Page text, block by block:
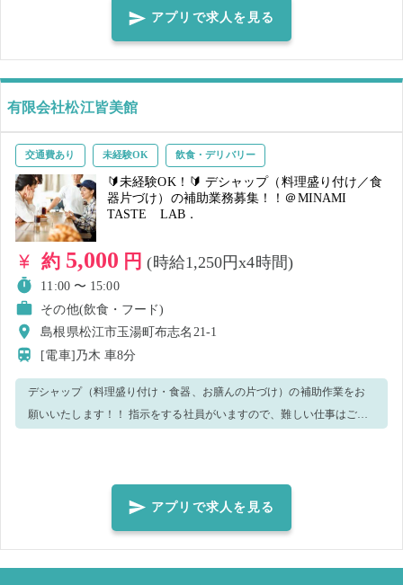
---------------------------------------------------- 【働きやすいポイント】 ✨ 人
気店で楽しく働ける！ SNS映えメニュー多数＆メディア掲載実績あり♪
✨ オシャレ自由！ ・髪型：規定あり（清潔感を重視） ・髪色：自由
（極端に派手な色は不可） ・ネイル・ピアス：一部OK（規定あり／派
手すぎはNG） ✨車通勤OK！ 店舗の駐車場利用可！もちろん自転車通
アプリで求人を見る
有限会社松江皆美館
交通費あり 未経験OK 飲食・デリバリー
🔰未経験OK！🔰 デシャップ（料理盛り付け／食
器片づけ）の補助業務募集！！＠MINAMI
TASTE LAB．
約 5,000 円(時給1,250円x4時間)
11:00 〜 15:00
その他(飲食・フード)
島根県松江市玉湯町布志名21-1
[電車]乃木車8分
デシャップ（料理盛り付け・食器、お膳んの片づけ）の補助作業をお
願いいたします！！ 指示をする社員がいますので、難しい仕事はござ
性がございます！ ジャンル問わず飲食店でのお仕事経験がある方大歓
迎です。 明るく元気に働いていただければ大丈夫です！ わからないこ
とがあればすぐに聞ける環境ですので、ご安心くださいませ(^^)/
アプリで求人を見る